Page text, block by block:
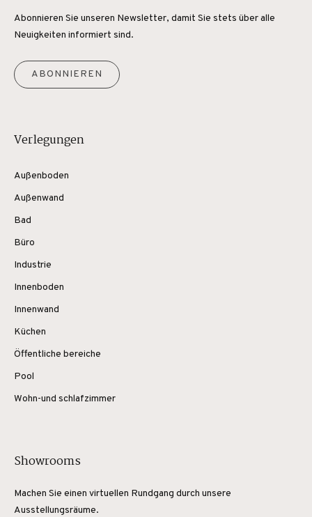
Abonnieren Sie unseren Newsletter, damit Sie stets über alle
Neuigkeiten informiert sind.
ABONNIEREN
Verlegungen
Außenboden
Außenwand
Bad
Büro
Industrie
Innenboden
Innenwand
Küchen
Öffentliche bereiche
Pool
Wohn-und schlafzimmer
Showrooms
Machen Sie einen virtuellen Rundgang durch unsere
Ausstellungsräume.